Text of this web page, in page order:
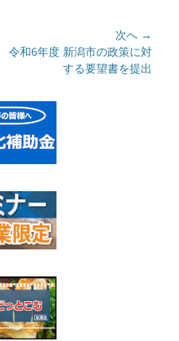
次へ →
次
事:
令和6年度 新潟市の政策に対
する要望書を提出